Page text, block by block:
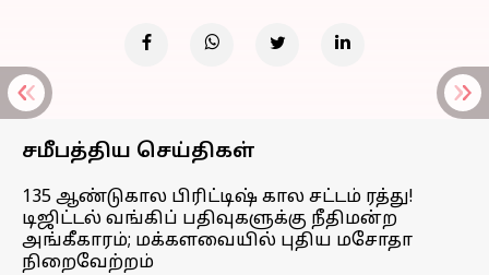
சமீபத்திய செய்திகள்
135 ஆண்டுகால பிரிட்டிஷ் கால சட்டம் ரத்து!
டிஜிட்டல் வங்கிப் பதிவுகளுக்கு நீதிமன்ற
அங்கீகாரம்; மக்களவையில் புதிய மசோதா
நிறைவேற்றம்